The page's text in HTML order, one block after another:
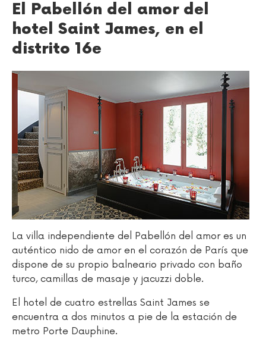
El Pabellón del amor del
hotel Saint James, en el
distrito 16e
La villa independiente del Pabellón del amor es un
auténtico nido de amor en el corazón de París que
dispone de su propio balneario privado con baño
turco, camillas de masaje y jacuzzi doble.
El hotel de cuatro estrellas Saint James se
encuentra a dos minutos a pie de la estación de
metro Porte Dauphine.